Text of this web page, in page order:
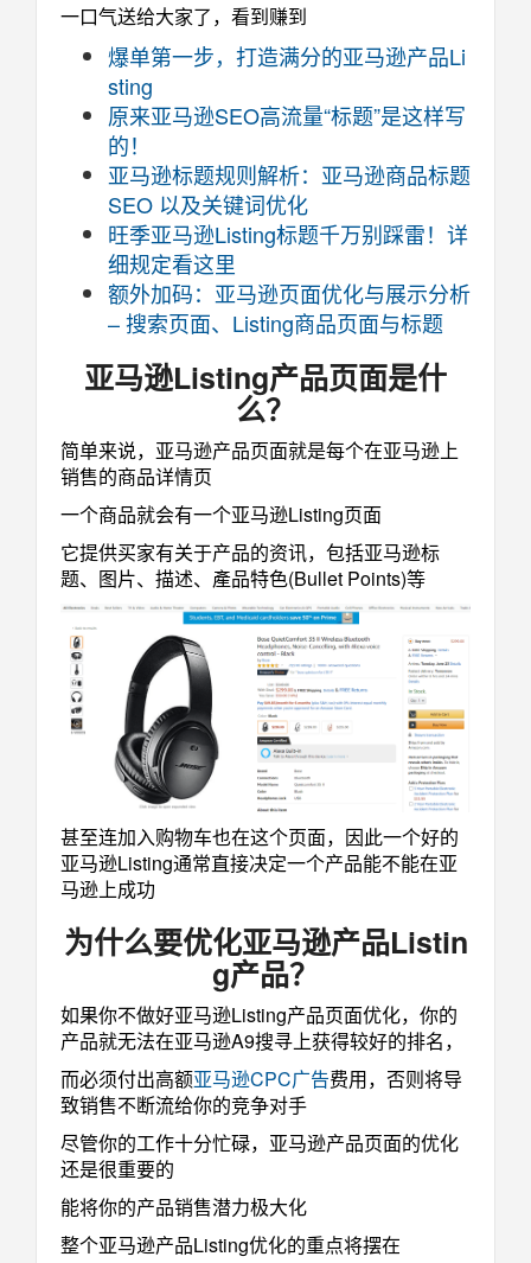
一口气送给大家了，看到赚到
爆单第一步，打造满分的亚马逊产品Li
sting
原来亚马逊SEO高流量“标题”是这样写
的！
亚马逊标题规则解析：亚马逊商品标题
SEO 以及关键词优化
旺季亚马逊Listing标题千万别踩雷！详
细规定看这里
额外加码：亚马逊页面优化与展示分析
– 搜索页面、Listing商品页面与标题
亚马逊Listing产品页面是什
么？
简单来说，亚马逊产品页面就是每个在亚马逊上
销售的商品详情页
一个商品就会有一个亚马逊Listing页面
它提供买家有关于产品的资讯，包括亚马逊标
题、图片、描述、產品特色(Bullet Points)等
甚至连加入购物车也在这个页面，因此一个好的
亚马逊Listing通常直接决定一个产品能不能在亚
马逊上成功
为什么要优化亚马逊产品Listin
g产品？
如果你不做好亚马逊Listing产品页面优化，你的
产品就无法在亚马逊A9搜寻上获得较好的排名，
而必须付出高额亚马逊CPC广告费用，否则将导
致销售不断流给你的竞争对手
尽管你的工作十分忙碌，亚马逊产品页面的优化
还是很重要的
能将你的产品销售潜力极大化
整个亚马逊产品Listing优化的重点将摆在